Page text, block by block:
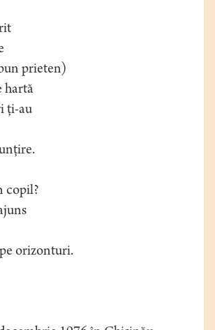
prieten)
hartă
ţi-au
copil?
orizonturi.